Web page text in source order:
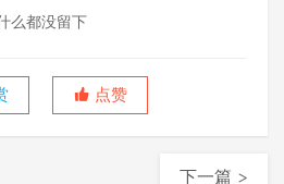
么都没留下
点赞
下一篇 >